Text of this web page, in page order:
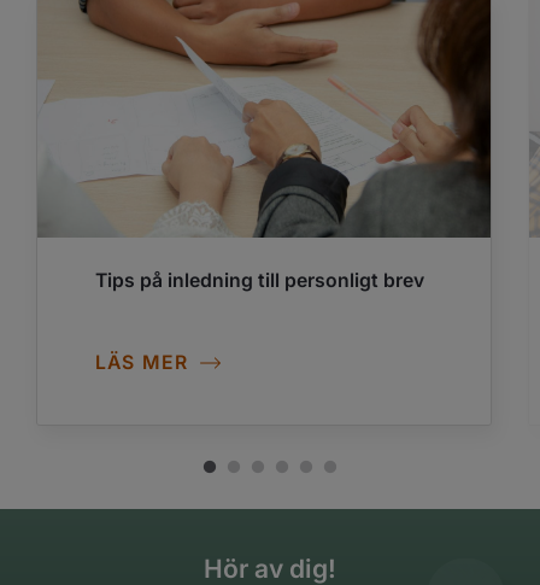
Tips på inledning till personligt brev
LÄS MER
Hör av dig!